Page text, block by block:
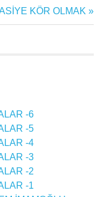
KÖR OLMAK
-6
-5
-4
-3
-2
-1